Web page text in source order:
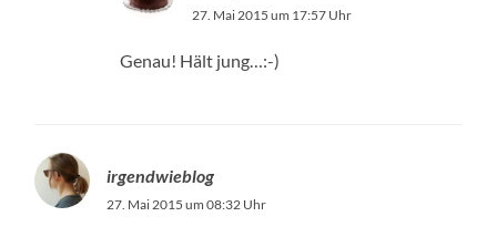
27. Mai 2015 um 17:57 Uhr
Genau! Hält jung…:-)
irgendwieblog
27. Mai 2015 um 08:32 Uhr